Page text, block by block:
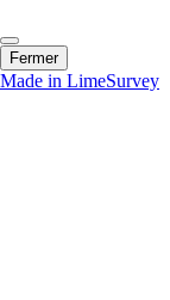
Fermer
Made in LimeSurvey